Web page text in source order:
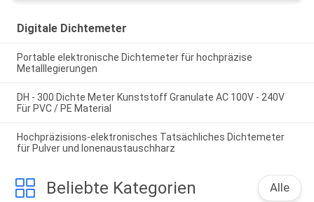
Digitale Dichtemeter
Portable elektronische Dichtemeter für hochpräzise
Metalllegierungen
DH - 300 Dichte Meter Kunststoff Granulate AC 100V - 240V
Für PVC / PE Material
Hochpräzisions-elektronisches Tatsächliches Dichtemeter
für Pulver und Ionenaustauschharz
Beliebte Kategorien Alle